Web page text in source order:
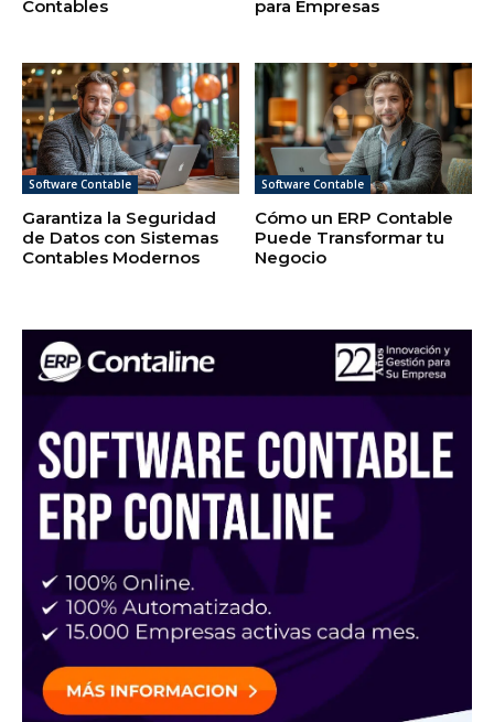
Contables
para Empresas
Software Contable
Garantiza la Seguridad
de Datos con Sistemas
Contables Modernos
Software Contable
Cómo un ERP Contable
Puede Transformar tu
Negocio